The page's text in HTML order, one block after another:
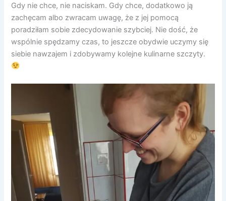
Gdy nie chce, nie naciskam. Gdy chce, dodatkowo ją
zachęcam albo zwracam uwagę, że z jej pomocą
poradziłam sobie zdecydowanie szybciej. Nie dość, że
wspólnie spędzamy czas, to jeszcze obydwie uczymy się
siebie nawzajem i zdobywamy kolejne kulinarne szczyty.